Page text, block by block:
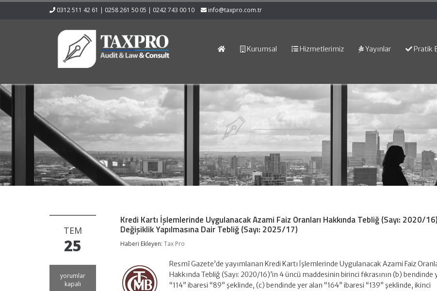
0312 511 42 61 | 0258 261 50 05 | 0242 743 00 10 info@taxpro.com.tr
Kurumsal Hizmetlerimiz Yayınlar Pratik
TEM
25
Kredi
Kartı
yorumlar
kapalı
Kredi Kartı İşlemlerinde Uygulanacak Azami Faiz Oranları Hakkında Tebliğ (Sayı: 2020/
Değişiklik Yapılmasına Dair Tebliğ (Sayı: 2025/17)
Haberi Ekleyen:Tax Pro
Resmî Gazete’de yayımlanan Kredi Kartı İşlemlerinde Uygulanacak Azami Faiz
Hakkında Tebliğ (Sayı: 2020/16)’in 4 üncü maddesinin birinci fıkrasının (b) bendinde
“114” ibaresi “89” şeklinde, (c) bendinde yer alan “164” ibaresi “139” şeklinde, ikinci